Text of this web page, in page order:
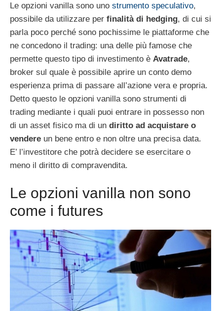
Le opzioni vanilla sono uno strumento speculativo,
possibile da utilizzare per finalità di hedging, di cui si
parla poco perché sono pochissime le piattaforme che
ne concedono il trading: una delle più famose che
permette questo tipo di investimento è Avatrade,
broker sul quale è possibile aprire un conto demo
esperienza prima di passare all’azione vera e propria.
Detto questo le opzioni vanilla sono strumenti di
trading mediante i quali puoi entrare in possesso non
di un asset fisico ma di un diritto ad acquistare o
vendere un bene entro e non oltre una precisa data.
E’ l’investitore che potrà decidere se esercitare o
meno il diritto di compravendita.
Le opzioni vanilla non sono
come i futures